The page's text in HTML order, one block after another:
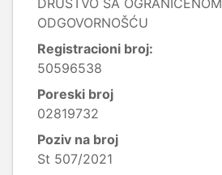
DRUŠTVO SA OGRANIČENOM
ODGOVORNOŠĆU
Registracioni broj:
50596538
Poreski broj
02819732
Poziv na broj
St 507/2021